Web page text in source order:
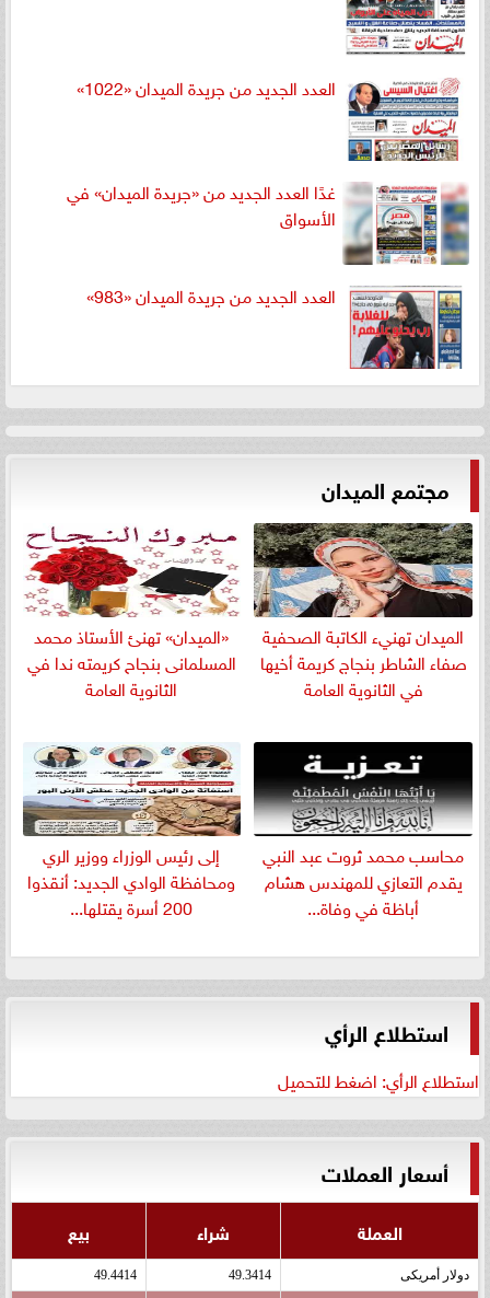
العدد الجديد من جريدة الميدان «1022»
غدًا العدد الجديد من «جريدة الميدان» في
الأسواق
العدد الجديد من جريدة الميدان «983»
مجتمع الميدان
الميدان تهنيء الكاتبة الصحفية
صفاء الشاطر بنجاج كريمة أخيها
في الثانوية العامة
«الميدان» تهنئ الأستاذ محمد
المسلمانى بنجاح كريمته ندا في
الثانوية العامة
​محاسب محمد ثروت عبد النبي
يقدم التعازي للمهندس هشام
أباظة في وفاة...
إلى رئيس الوزراء ووزير الري
ومحافظة الوادي الجديد: أنقذوا
200 أسرة يقتلها...
استطلاع الرأي
استطلاع الرأي: اضغط للتحميل
أسعار العملات
العملة شراء بيع
دولار أمريكى 49.3414
49.4414